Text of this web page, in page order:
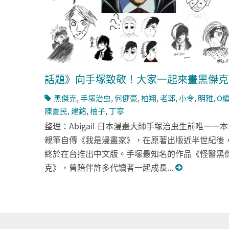
話題》向手塚致敬！大家一起來畫黑傑克
黑傑克,手塚治虫,何健豪,柏翔,老郭,小令, 明雅,O編
陳夏民, 建銘,柚子,丁寧
整理：Abigail 日本漫畫大師手塚治虫生前唯一一本
親筆自傳《我是漫畫家》，在原著出版近半世紀後，
終於在台推出中文版。手塚最知名的作品《怪醫黑
克》，曾陪伴許多代讀者一起成長...